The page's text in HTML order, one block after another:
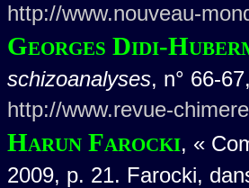
http://www.nouveau-
Georges Didi-
schizoanalyses, n° 66-
http://www.revue-
Harun Farocki, «
2009, p. 21. Farocki,